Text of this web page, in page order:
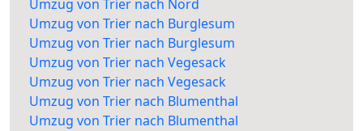
Umzug von Trier nach Nord
Umzug von Trier nach Burglesum
Umzug von Trier nach Burglesum
Umzug von Trier nach Vegesack
Umzug von Trier nach Vegesack
Umzug von Trier nach Blumenthal
Umzug von Trier nach Blumenthal